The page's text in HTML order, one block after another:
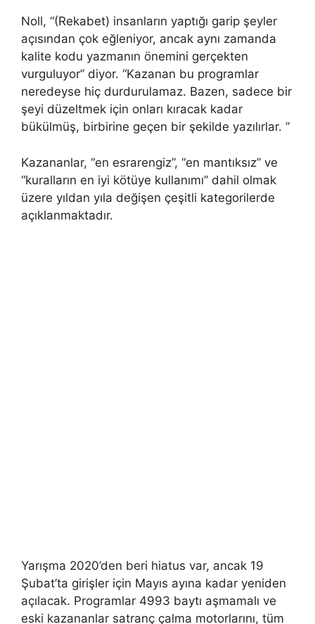
Noll, “(Rekabet) insanların yaptığı garip şeyler
açısından çok eğleniyor, ancak aynı zamanda
kalite kodu yazmanın önemini gerçekten
vurguluyor” diyor. “Kazanan bu programlar
neredeyse hiç durdurulamaz. Bazen, sadece bir
şeyi düzeltmek için onları kıracak kadar
bükülmüş, birbirine geçen bir şekilde yazılırlar. ”
Kazananlar, “en esrarengiz”, “en mantıksız” ve
“kuralların en iyi kötüye kullanımı” dahil olmak
üzere yıldan yıla değişen çeşitli kategorilerde
açıklanmaktadır.
Yarışma 2020’den beri hiatus var, ancak 19
Şubat’ta girişler için Mayıs ayına kadar yeniden
açılacak. Programlar 4993 baytı aşmamalı ve
eski kazananlar satranç çalma motorlarını, tüm